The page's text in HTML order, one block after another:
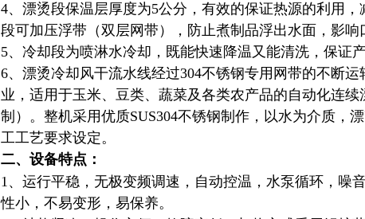
4、漂烫段保温层厚度为5公分，有效的保证热源的利用，
段可加压浮带（双层网带）
，防止煮制品浮出水面，影响
5、冷却段为喷淋水冷却，既能快速降温又能清洗，保证
6、漂烫冷却风干流水线经过304不锈钢专用网带的不断
业，适用于玉米、豆类、蔬菜及各类农产品的自动化连
制）。整机采用优质SUS304不锈钢制作，以水为介质，
工工艺要求设定。
二、设备特点：
1、运行平稳，无极变频调速，自动控温，水泵循环，噪
性小，不易变形，易保养。